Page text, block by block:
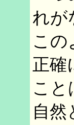
れが
この
正確
こと
自然